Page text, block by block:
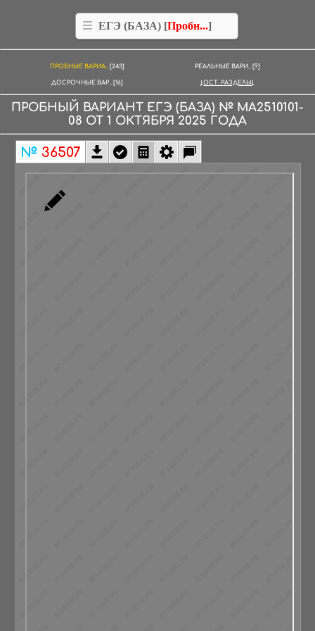
ЕГЭ (БАЗА) [Пробн...]
ПРОБНЫЕ ВАРИА.. [243] РЕАЛЬНЫЕ ВАРИ.. [9]
ДОСРОЧНЫЕ ВАР.. [16] ОСТ. РАЗДЕЛЫ
ПРОБНЫЙ ВАРИАНТ ЕГЭ (БАЗА) № МА2510101-
08 ОТ 1 ОКТЯБРЯ 2025 ГОДА
№ 36507